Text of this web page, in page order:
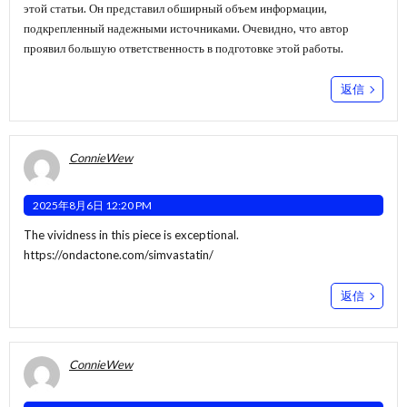
этой статьи. Он представил обширный объем информации,
подкрепленный надежными источниками. Очевидно, что автор
проявил большую ответственность в подготовке этой работы.
返信
ConnieWew
2025年8月6日 12:20 PM
The vividness in this piece is exceptional.
https://ondactone.com/simvastatin/
返信
ConnieWew